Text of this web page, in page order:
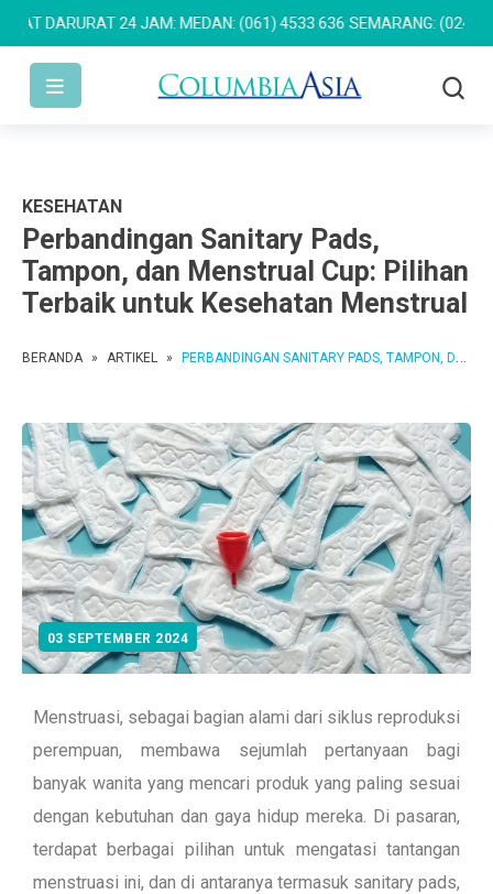
DARURAT 24 JAM: MEDAN: (061) 4533 636 SEMARANG: (024) 762
KESEHATAN
Perbandingan Sanitary Pads,
Tampon, dan Menstrual Cup: Pilihan
Terbaik untuk Kesehatan Menstrual
BERANDA » ARTIKEL » PERBANDINGAN SANITARY PADS, TAMPON, DAN MENSTRUAL CUP: PILIHAN TERBAIK UNTUK KESEHATAN MENSTRUAL
03 SEPTEMBER 2024
Menstruasi, sebagai bagian alami dari siklus reproduksi
perempuan, membawa sejumlah pertanyaan bagi
banyak wanita yang mencari produk yang paling sesuai
dengan kebutuhan dan gaya hidup mereka. Di pasaran,
terdapat berbagai pilihan untuk mengatasi tantangan
menstruasi ini, dan di antaranya termasuk sanitary pads,